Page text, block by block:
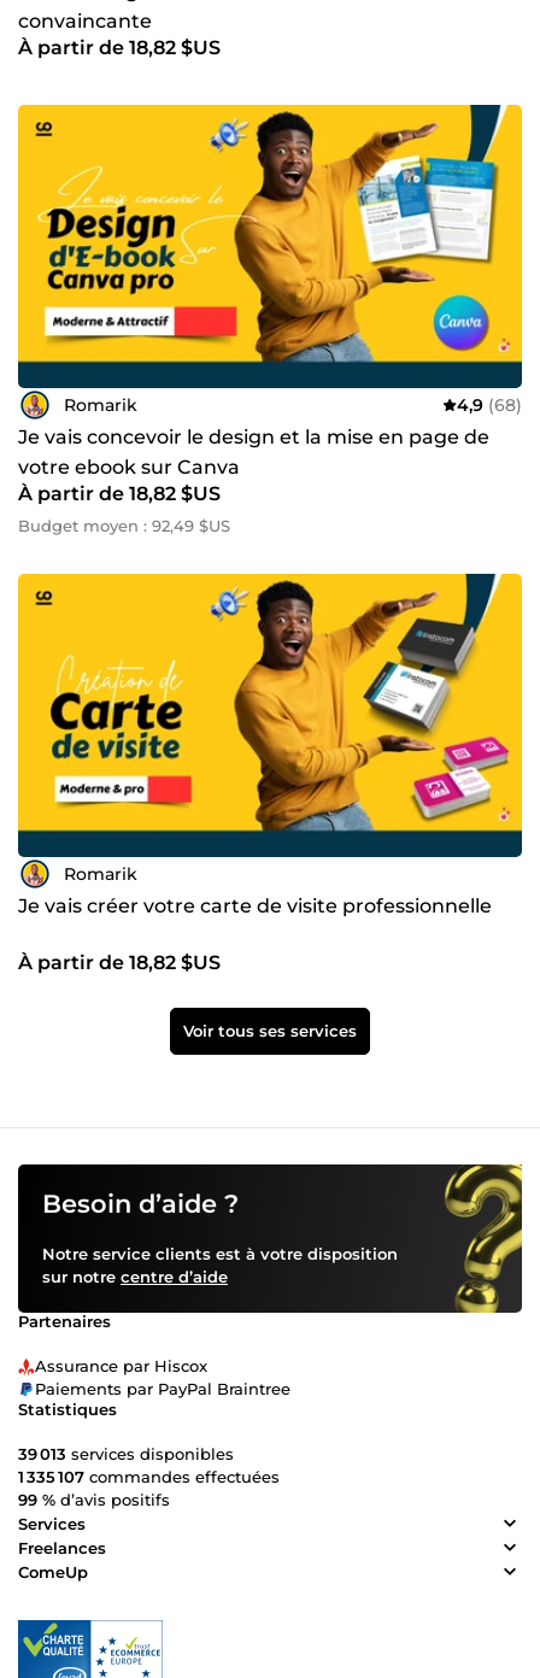
convaincante
À partir de 18,82 $US
Romarik 4,9 (68)
Je vais concevoir le design et la mise en page de
votre ebook sur Canva
À partir de 18,82 $US
Budget moyen : 92,49 $US
Romarik
Je vais créer votre carte de visite professionnelle
À partir de 18,82 $US
Voir tous ses services
Besoin d’aide ?
Notre service clients est à votre disposition
sur notre centre d’aide
Partenaires
Assurance par Hiscox
Paiements par PayPal Braintree
Statistiques
39 013 services disponibles
1 335 107 commandes effectuées
99 % d’avis positifs
Services
Freelances
ComeUp